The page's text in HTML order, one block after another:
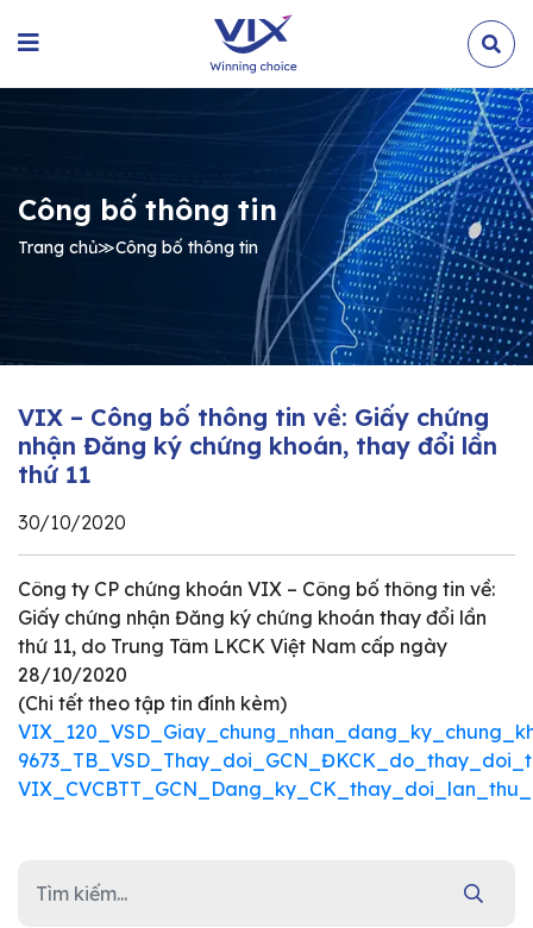
Công bố thông tin
Trang chủ≫Công bố thông tin
VIX – Công bố thông tin về: Giấy chứng
nhận Đăng ký chứng khoán, thay đổi lần
thứ 11
30/10/2020
Công ty CP chứng khoán VIX – Công bố thông tin về:
Giấy chứng nhận Đăng ký chứng khoán thay đổi lần
thứ 11, do Trung Tâm LKCK Việt Nam cấp ngày
28/10/2020
(Chi tết theo tập tin đính kèm)